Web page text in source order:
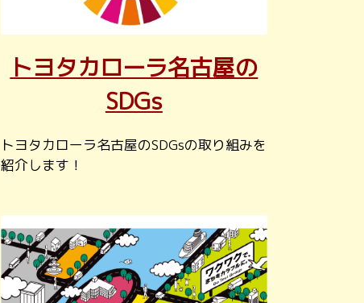
トヨタカローラ名古屋の
SDGs
トヨタカローラ名古屋のSDGsの取り組みを
紹介します！